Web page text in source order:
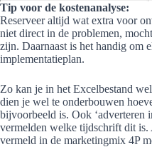
Tip voor de kostenanalyse:
Reserveer altijd wat extra voor
niet direct in de problemen,
zijn. Daarnaast is het handig om
implementatieplan.
Zo kan je in het Excelbestand
dien je wel te onderbouwen
bijvoorbeeld is. Ook ‘adverteren
vermelden welke tijdschrift dit
vermeld in de marketingmix 4P